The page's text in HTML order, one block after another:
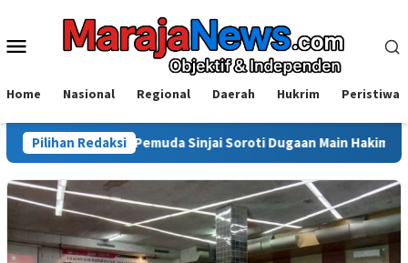
konten
Menu
Home Nasional Regional Daerah Hukrim Peristiwa
Pilihan Redaksi
Pemuda Sinjai Soroti Dugaan Main Hakim Sendiri di